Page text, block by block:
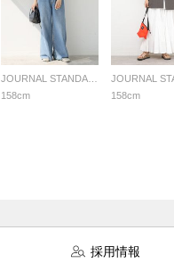
158cm
158cm
採用情報